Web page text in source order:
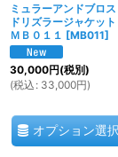
ミュラーアンドブロ
ドリズラージャケッ
ＭＢ０１１ [MB011]
30,000円(税別)
(税込 : 33,000円)
オプション選択